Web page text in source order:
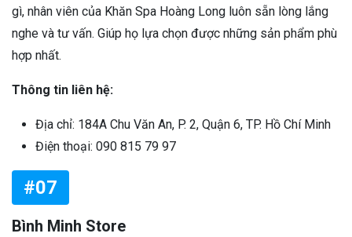
gì, nhân viên của Khăn Spa Hoàng Long luôn sẵn lòng lắng
nghe và tư vấn. Giúp họ lựa chọn được những sản phẩm phù
hợp nhất.
Thông tin liên hệ:
Địa chỉ: 184A Chu Văn An, P. 2, Quận 6, TP. Hồ Chí Minh
Điện thoại: 090 815 79 97
#07
Bình Minh Store